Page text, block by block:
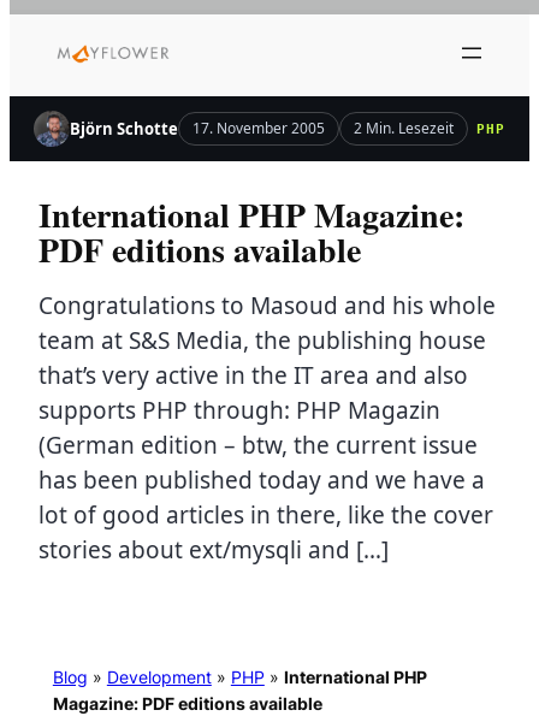
Inhalt
Björn Schotte 17. November 2005 2 Min. Lesezeit PHP
International PHP Magazine:
PDF editions available
Congratulations to Masoud and his whole
team at S&S Media, the publishing house
that’s very active in the IT area and also
supports PHP through: PHP Magazin
(German edition – btw, the current issue
has been published today and we have a
lot of good articles in there, like the cover
stories about ext/mysqli and […]
Blog » Development» PHP » International PHP
Magazine: PDF editions available